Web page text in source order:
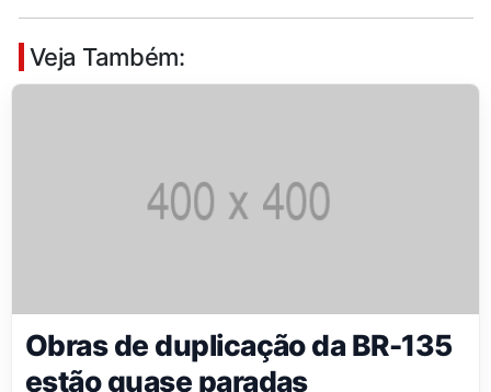
Veja Também:
Obras de duplicação da BR-135
estão quase paradas